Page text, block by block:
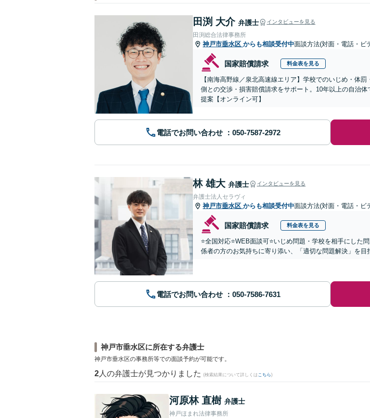
田渕 大介 弁護士 インタビューを見る
田渕総合法律事務所
神戸市垂水区 からも相談受付中面談方法(対面・電話・ビ
国家賠償請求 料金表を見る
【南海高野線／泉北高速線エリア】学校でのいじめ・体
側との交渉・損害賠償請求をサポート。10年以上の自治
提案【オンライン可】
電話でお問い合わせ
林 雄大 弁護士 インタビューを見る
弁護士法人セラヴィ
神戸市垂水区 からも相談受付中面談方法(対面・電話・ビ
国家賠償請求 料金表を見る
⭐️全国対応⭐️WEB面談可⭐️いじめ問題・学校を相手にし
係者の方のお気持ちに寄り添い、「適切な問題解決」を目
電話でお問い合わせ
神戸市垂水区に所在する弁護士
神戸市垂水区の事務所等での面談予約が可能です。
2 人の弁護士が見つかりました (検索結果について詳しくは こちら)
河原林 直樹 弁護士
神戸ほまれ法律事務所